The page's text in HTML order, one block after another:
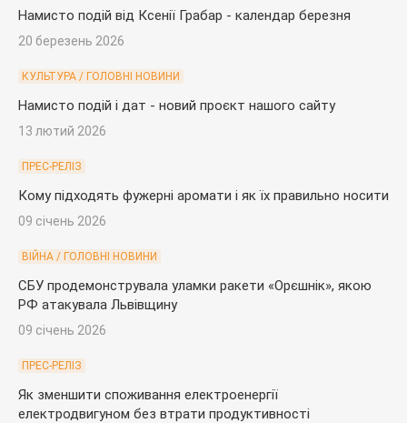
Намисто подій від Ксенії Грабар - календар березня
20 березень 2026
КУЛЬТУРА / ГОЛОВНІ НОВИНИ
Намисто подій і дат - новий проєкт нашого сайту
13 лютий 2026
ПРЕС-РЕЛІЗ
Кому підходять фужерні аромати і як їх правильно носити
09 січень 2026
ВІЙНА / ГОЛОВНІ НОВИНИ
СБУ продемонструвала уламки ракети «Орєшнік», якою
РФ атакувала Львівщину
09 січень 2026
ПРЕС-РЕЛІЗ
Як зменшити споживання електроенергії
електродвигуном без втрати продуктивності